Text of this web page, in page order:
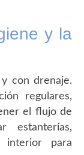
y la
con drenaje.
regulares,
el flujo de
estanterías,
para